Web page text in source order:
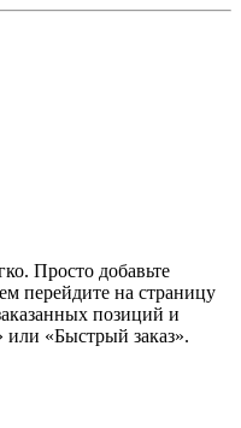
Просто добавьте
перейдите на страницу
позиций и
«Быстрый заказ».